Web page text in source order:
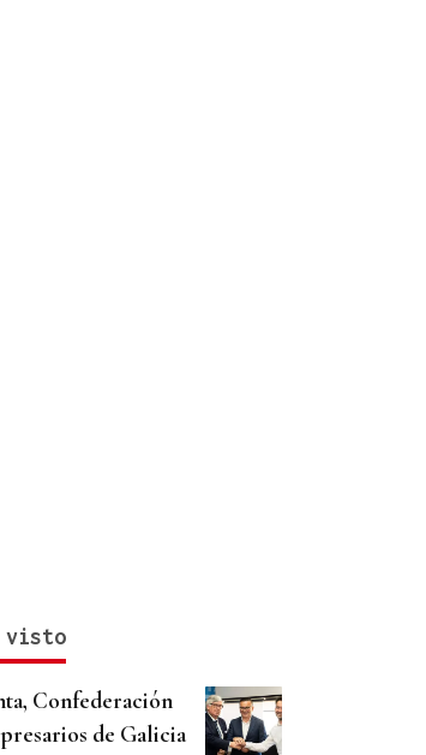
visto
Confederación
de Galicia